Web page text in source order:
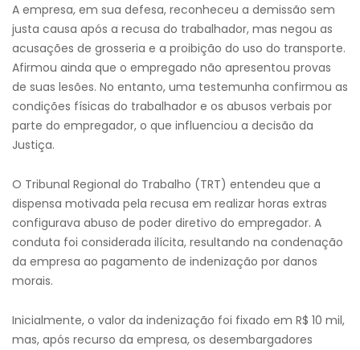
A empresa, em sua defesa, reconheceu a demissão sem
justa causa após a recusa do trabalhador, mas negou as
acusações de grosseria e a proibição do uso do transporte.
Afirmou ainda que o empregado não apresentou provas
de suas lesões. No entanto, uma testemunha confirmou as
condições físicas do trabalhador e os abusos verbais por
parte do empregador, o que influenciou a decisão da
Justiça.
O Tribunal Regional do Trabalho (TRT) entendeu que a
dispensa motivada pela recusa em realizar horas extras
configurava abuso de poder diretivo do empregador. A
conduta foi considerada ilícita, resultando na condenação
da empresa ao pagamento de indenização por danos
morais.
Inicialmente, o valor da indenização foi fixado em R$ 10 mil,
mas, após recurso da empresa, os desembargadores